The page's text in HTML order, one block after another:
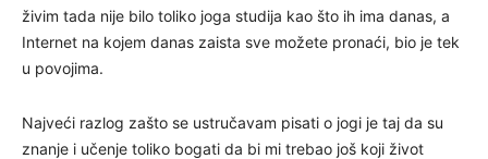
živim tada nije bilo toliko joga studija kao što ih ima danas, a
Internet na kojem danas zaista sve možete pronaći, bio je tek
u povojima.
Najveći razlog zašto se ustručavam pisati o jogi je taj da su
znanje i učenje toliko bogati da bi mi trebao još koji život